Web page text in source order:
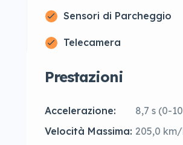
Sensori di Parcheggio
Telecamera
Prestazioni
Accelerazione:
8,7 s (0-
Velocità Massima: 205,0